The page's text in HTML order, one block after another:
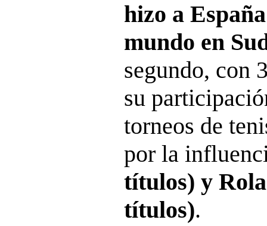
hizo a
mundo en
segundo, con
su
torneos de
por la
títulos) y
títulos).